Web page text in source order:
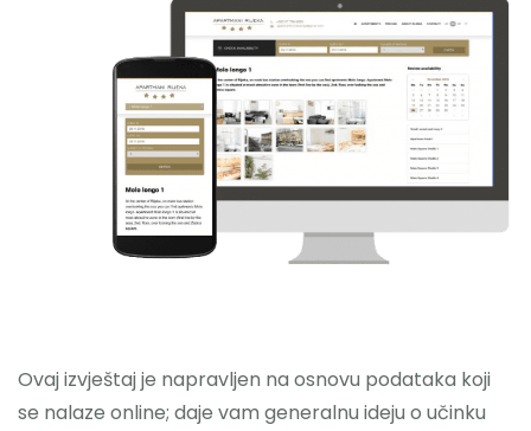
Započni Danas
Ovaj izvještaj je napravljen na osnovu podataka koji
se nalaze online; daje vam generalnu ideju o učinku